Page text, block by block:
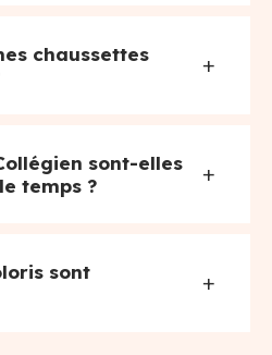
chaussettes
+
sont-elles
temps ?
+
sont
+